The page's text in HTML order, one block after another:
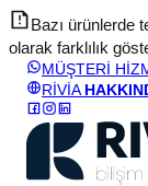
Bazı ürünlerde
olarak farklılık
MÜŞTERİ
RİVİA